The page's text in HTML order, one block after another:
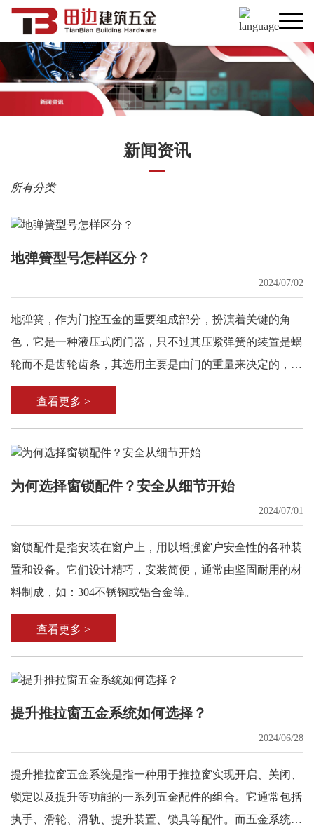
新闻资讯
所有分类
地弹簧型号怎样区分？
2024/07/02
地弹簧，作为门控五金的重要组成部分，扮演着关键的角
色，它是一种液压式闭门器，只不过其压紧弹簧的装置是蜗
轮而不是齿轮齿条，其选用主要是由门的重量来决定的，同
时也要参考门的宽度。
查看更多 >
为何选择窗锁配件？安全从细节开始
2024/07/01
窗锁配件是指安装在窗户上，用以增强窗户安全性的各种装
置和设备。它们设计精巧，安装简便，通常由坚固耐用的材
料制成，如：304不锈钢或铝合金等。
查看更多 >
提升推拉窗五金系统如何选择？
2024/06/28
提升推拉窗五金系统是指一种用于推拉窗实现开启、关闭、
锁定以及提升等功能的一系列五金配件的组合。它通常包括
执手、滑轮、滑轨、提升装置、锁具等配件。而五金系统作